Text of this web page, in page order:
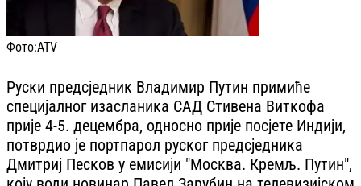
Фото:ATV
Руски предсједник Владимир Путин примиће
специјалног изасланика САД Стивена Виткофа
прије 4-5. децембра, односно прије посјете Индији,
потврдио је портпарол руског предсједника
Дмитриј Песков у емисији "Москва. Кремљ. Путин",